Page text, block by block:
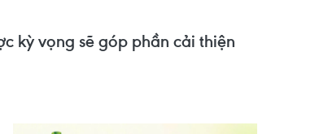
kỳ vọng sẽ góp phần cải thiện